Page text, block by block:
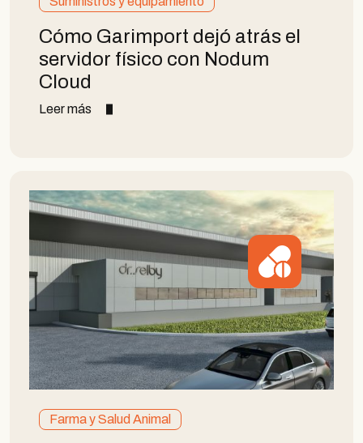
Cómo Garimport dejó atrás el
servidor físico con Nodum
Cloud
Leer más
Farma y Salud Animal